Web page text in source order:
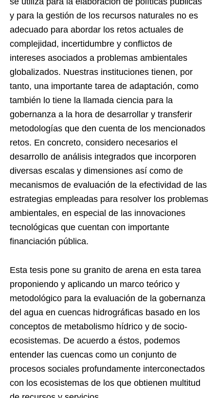
y para la gestión de los recursos naturales no es
adecuado para abordar los retos actuales de
complejidad, incertidumbre y conflictos de
intereses asociados a problemas ambientales
globalizados. Nuestras instituciones tienen, por
tanto, una importante tarea de adaptación, como
también lo tiene la llamada ciencia para la
gobernanza a la hora de desarrollar y transferir
metodologías que den cuenta de los mencionados
retos. En concreto, considero necesarios el
desarrollo de análisis integrados que incorporen
diversas escalas y dimensiones así como de
mecanismos de evaluación de la efectividad de las
estrategias empleadas para resolver los problemas
ambientales, en especial de las innovaciones
tecnológicas que cuentan con importante
financiación pública.
Esta tesis pone su granito de arena en esta tarea
proponiendo y aplicando un marco teórico y
metodológico para la evaluación de la gobernanza
del agua en cuencas hidrográficas basado en los
conceptos de metabolismo hídrico y de socio-
ecosistemas. De acuerdo a éstos, podemos
entender las cuencas como un conjunto de
procesos sociales profundamente interconectados
con los ecosistemas de los que obtienen multitud